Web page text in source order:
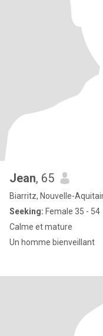
Jean, 65
Biarritz, Nouvelle-
Seeking: Female 35 - 54
Calme et mature
Un homme bienveillant